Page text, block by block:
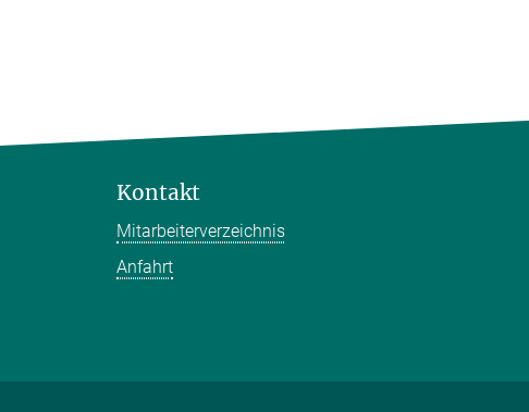
Kontakt
Mitarbeiterverzeichnis
Anfahrt